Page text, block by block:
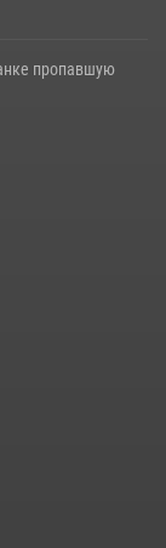
пропавшую